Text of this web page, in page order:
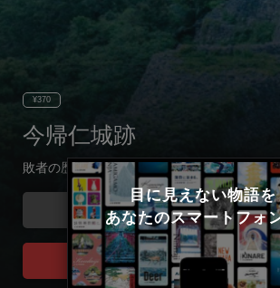
¥370
今帰仁城跡
敗者の歴史はどこに消えた？
Code
Tour Start
目に見えない物語を
あなたのスマートフォ
Select language